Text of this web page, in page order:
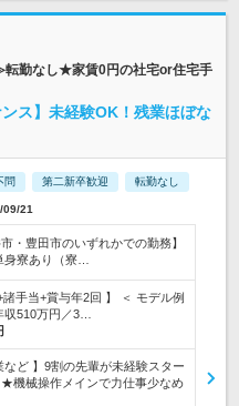
勤なし★家賃0円の社宅or住宅手
ス】未経験OK！残業ほぼな
問 第二新卒歓迎 転勤なし
21
・豊田市のいずれかでの勤務】
寮あり（寮…
諸手当+賞与年2回 】 ＜ モデル例
収510万円／3…
など 】9割の先輩が未経験スター
★機械操作メインで力仕事少なめ